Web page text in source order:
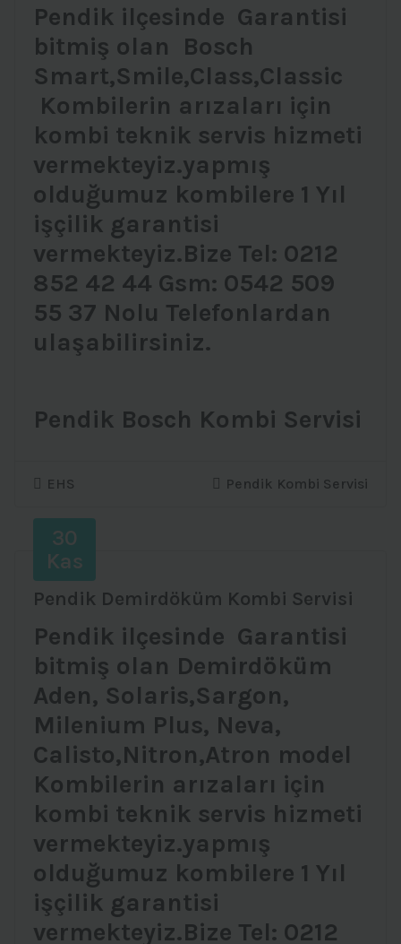
Pendik ilçesinde Garantisi
bitmiş olan Bosch
Smart,Smile,Class,Classic
Kombilerin arızaları için
kombi teknik servis hizmeti
vermekteyiz.yapmış
olduğumuz kombilere 1 Yıl
işçilik garantisi
vermekteyiz.Bize Tel: 0212
852 42 44 Gsm: 0542 509
55 37 Nolu Telefonlardan
ulaşabilirsiniz.
Pendik Bosch Kombi Servisi
EHS Pendik Kombi Servisi
30
Kas
Pendik Demirdöküm Kombi Servisi
Pendik ilçesinde Garantisi
bitmiş olan Demirdöküm
Aden, Solaris,Sargon,
Milenium Plus, Neva,
Calisto,Nitron,Atron model
Kombilerin arızaları için
kombi teknik servis hizmeti
vermekteyiz.yapmış
olduğumuz kombilere 1 Yıl
işçilik garantisi
vermekteyiz.Bize Tel: 0212